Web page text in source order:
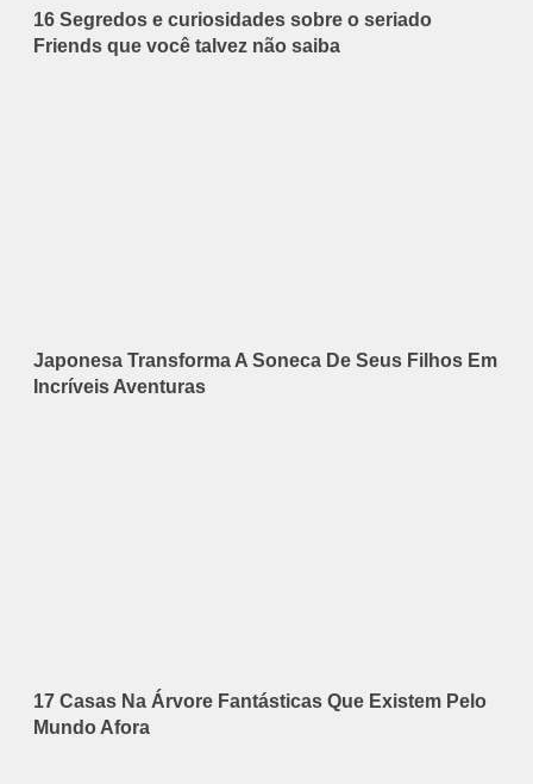
16 Segredos e curiosidades sobre o seriado
Friends que você talvez não saiba
Japonesa Transforma A Soneca De Seus Filhos Em
Incríveis Aventuras
17 Casas Na Árvore Fantásticas Que Existem Pelo
Mundo Afora